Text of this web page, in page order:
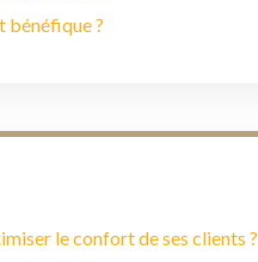
bénéfique ?
le confort de ses clients ?